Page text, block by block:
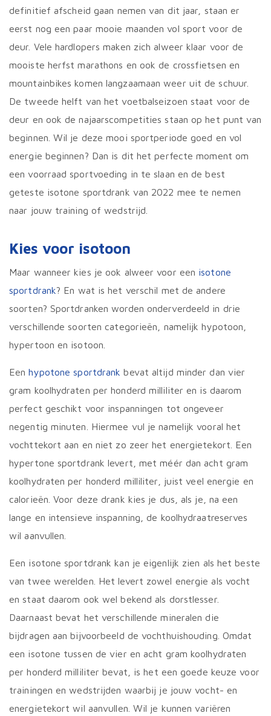
definitief afscheid gaan nemen van dit jaar, staan er
eerst nog een paar mooie maanden vol sport voor de
deur. Vele hardlopers maken zich alweer klaar voor de
mooiste herfst marathons en ook de crossfietsen en
mountainbikes komen langzaamaan weer uit de schuur.
De tweede helft van het voetbalseizoen staat voor de
deur en ook de najaarscompetities staan op het punt van
beginnen. Wil je deze mooi sportperiode goed en vol
energie beginnen? Dan is dit het perfecte moment om
een voorraad sportvoeding in te slaan en de best
geteste isotone sportdrank van 2022 mee te nemen
naar jouw training of wedstrijd.
Kies voor isotoon
Maar wanneer kies je ook alweer voor een isotone
sportdrank? En wat is het verschil met de andere
soorten? Sportdranken worden onderverdeeld in drie
verschillende soorten categorieën, namelijk hypotoon,
hypertoon en isotoon.
Eenhypotone sportdrank bevat altijd minder dan vier
gram koolhydraten per honderd milliliter en is daarom
perfect geschikt voor inspanningen tot ongeveer
negentig minuten. Hiermee vul je namelijk vooral het
vochttekort aan en niet zo zeer het energietekort. Een
hypertone sportdrank levert, met méér dan acht gram
koolhydraten per honderd milliliter, juist veel energie en
calorieën. Voor deze drank kies je dus, als je, na een
lange en intensieve inspanning, de koolhydraatreserves
wil aanvullen.
Een isotone sportdrank kan je eigenlijk zien als het beste
van twee werelden. Het levert zowel energie als vocht
en staat daarom ook wel bekend als dorstlesser.
Daarnaast bevat het verschillende mineralen die
bijdragen aan bijvoorbeeld de vochthuishouding. Omdat
een isotone tussen de vier en acht gram koolhydraten
per honderd milliliter bevat, is het een goede keuze voor
trainingen en wedstrijden waarbij je jouw vocht- en
energietekort wil aanvullen. Wil je kunnen variëren